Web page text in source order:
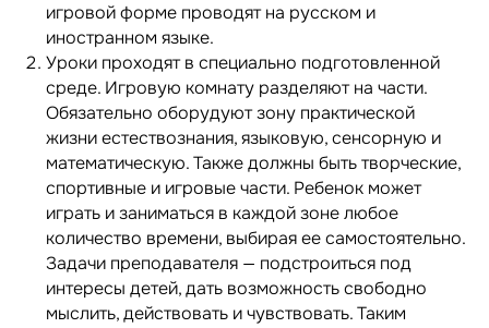
игровой форме проводят на русском и
иностранном языке.
Уроки проходят в специально подготовленной
среде. Игровую комнату разделяют на части.
Обязательно оборудуют зону практической
жизни естествознания, языковую, сенсорную и
математическую. Также должны быть творческие,
спортивные и игровые части. Ребенок может
играть и заниматься в каждой зоне любое
количество времени, выбирая ее самостоятельно.
Задачи преподавателя — подстроиться под
интересы детей, дать возможность свободно
мыслить, действовать и чувствовать. Таким